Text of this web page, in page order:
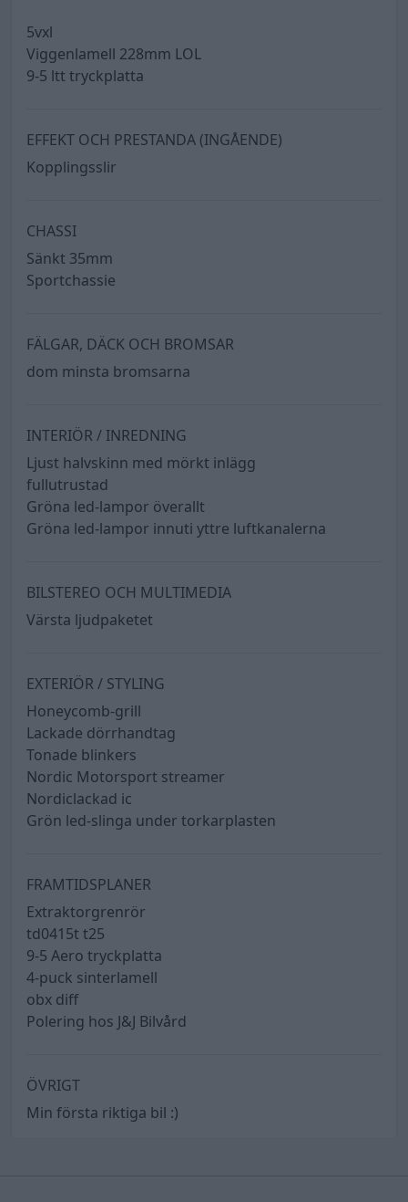
5vxl
Viggenlamell 228mm LOL
9-5 ltt tryckplatta
EFFEKT OCH PRESTANDA (INGÅENDE)
Kopplingsslir
CHASSI
Sänkt 35mm
Sportchassie
FÄLGAR, DÄCK OCH BROMSAR
dom minsta bromsarna
INTERIÖR / INREDNING
Ljust halvskinn med mörkt inlägg
fullutrustad
Gröna led-lampor överallt
Gröna led-lampor innuti yttre luftkanalerna
BILSTEREO OCH MULTIMEDIA
Värsta ljudpaketet
EXTERIÖR / STYLING
Honeycomb-grill
Lackade dörrhandtag
Tonade blinkers
Nordic Motorsport streamer
Nordiclackad ic
Grön led-slinga under torkarplasten
FRAMTIDSPLANER
Extraktorgrenrör
td0415t t25
9-5 Aero tryckplatta
4-puck sinterlamell
obx diff
Polering hos J&J Bilvård
ÖVRIGT
Min första riktiga bil :)